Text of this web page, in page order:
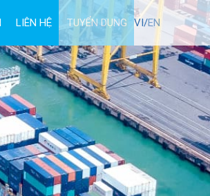
LIÊN HỆ TUYỂN DỤNG VI/EN